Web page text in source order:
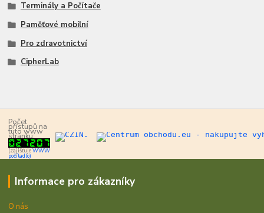
Terminály a Počítače
Paměťové mobilní
Pro zdravotnictví
CipherLab
Počet
přístupů na
tuto www
stránku:
(zajišťujeWWW
počítadlo)
Informace pro zákazníky
O nás